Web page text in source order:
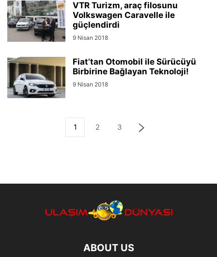
VTR Turizm, araç filosunu
Volkswagen Caravelle ile
güçlendirdi
9 Nisan 2018
Fiat’tan Otomobil ile Sürücüyü
Birbirine Bağlayan Teknoloji!
9 Nisan 2018
1 2 3
ABOUT US